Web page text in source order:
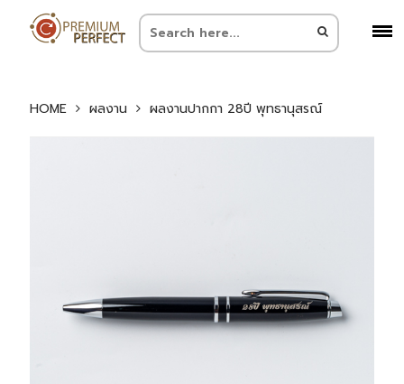
HOME ผลงาน ผลงานปากกา 28ปี พุทธานุสรณ์